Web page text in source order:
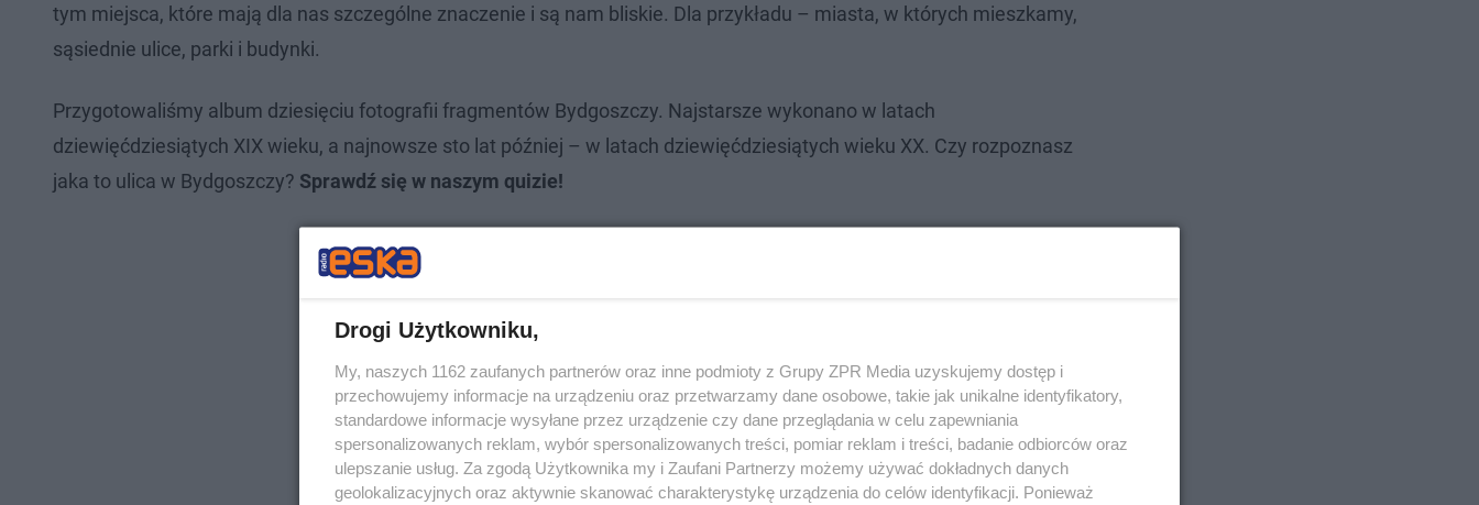
tym miejsca, które mają dla nas szczególne znaczenie i są nam bliskie. Dla przykładu – miasta, w których mieszkamy,
sąsiednie ulice, parki i budynki.
Przygotowaliśmy album dziesięciu fotografii fragmentów Bydgoszczy. Najstarsze wykonano w latach
dziewięćdziesiątych XIX wieku, a najnowsze sto lat później – w latach dziewięćdziesiątych wieku XX. Czy rozpoznasz
jaka to ulica w Bydgoszczy? Sprawdź się w naszym quizie!
Drogi Użytkowniku,
My, naszych 1162 zaufanych partnerów oraz inne podmioty z Grupy ZPR Media uzyskujemy dostęp i
przechowujemy informacje na urządzeniu oraz przetwarzamy dane osobowe, takie jak unikalne identyfikatory,
standardowe informacje wysyłane przez urządzenie czy dane przeglądania w celu zapewniania
spersonalizowanych reklam, wybór spersonalizowanych treści, pomiar reklam i treści, badanie odbiorców oraz
ulepszanie usług. Za zgodą Użytkownika my i Zaufani Partnerzy możemy używać dokładnych danych
geolokalizacyjnych oraz aktywnie skanować charakterystykę urządzenia do celów identyfikacji. Ponieważ